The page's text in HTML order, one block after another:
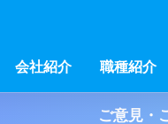
会社紹介 職種紹介
ご意見・